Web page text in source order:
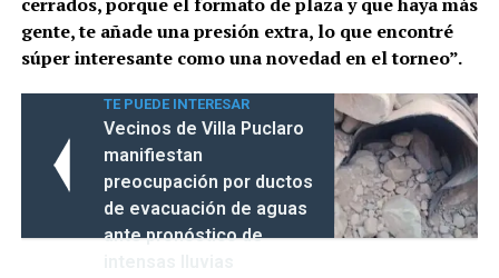
gente, te añade una presión extra, lo que encontré
súper interesante como una novedad en el torneo”.
TE PUEDE INTERESAR
Vecinos de Villa Puclaro
manifiestan
preocupación por ductos
de evacuación de aguas
ante pronóstico de